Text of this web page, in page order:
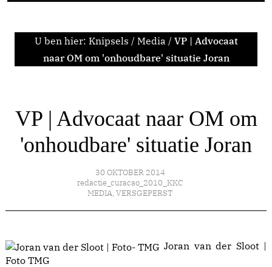
U ben hier: Knipsels / Media / VP | Advocaat
naar OM om 'onhoudbare' situatie Joran
VP | Advocaat naar OM om
'onhoudbare' situatie Joran
30 OKTOBER 2014
redactie_curacao_2010_KKC
MEDIA, VERSGEPERST
Joran van der Sloot |
Foto TMG